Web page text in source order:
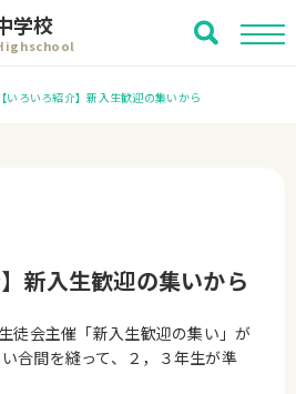
学校
【いろいろ紹介】新入生歓迎の集いから
新入生歓迎の集いから
徒会主催「新入生歓迎の集い」が
合間を縫って、２，３年生が準